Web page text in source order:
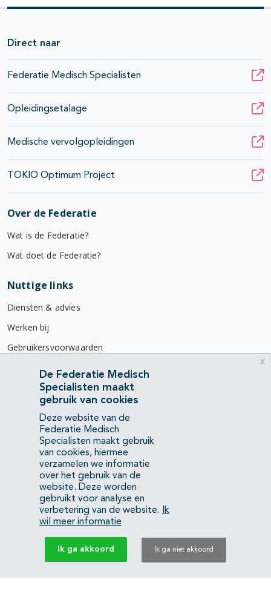
Direct naar
Federatie Medisch Specialisten
Opleidingsetalage
Medische vervolgopleidingen
TOKIO Optimum Project
Over de Federatie
Wat is de Federatie?
Wat doet de Federatie?
Nuttige links
Diensten & advies
Werken bij
Gebruikersvoorwaarden
Privacyverklaring
Contact
Mercatorlaan 1200
3528 BL Utrecht
(088) 505 34 34
info@richtlijnendatabase.nl
YouTubeLinkedIn
KvK Federatie Medisch Specialisten:40483480
Privacyverklaring
De Federatie Medisch
Specialisten maakt
gebruik van cookies
Deze website van de
Federatie Medisch
Specialisten maakt gebruik
van cookies, hiermee
verzamelen we informatie
over het gebruik van de
website. Deze worden
gebruikt voor analyse en
verbetering van de website.
Ik
wil meer informatie
Ik ga akkoord Ik ga niet akkoord
x